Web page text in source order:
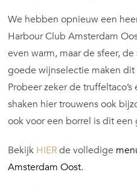
We hebben opnieuw een
Harbour Club Amsterdam
even warm, maar de sfeer,
goede wijnselectie maken
Probeer zeker de
shaken hier trouwens ook
ook voor een borrel is dit
Bekijk HIERde volledige
Amsterdam Oost.